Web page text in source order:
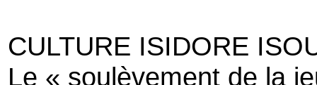
CULTURE ISIDORE
Le « soulèvement de la